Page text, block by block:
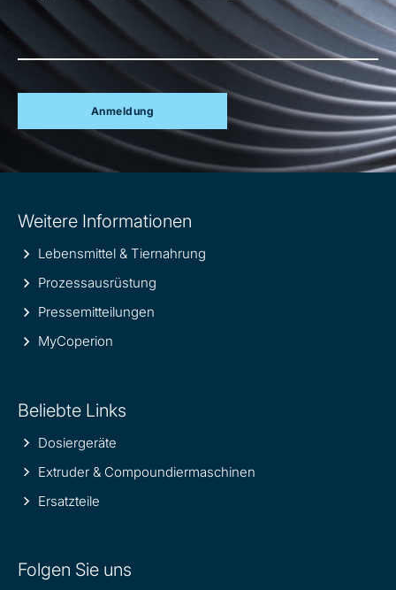
Anmeldung
information
Weitere Informationen
Lebensmittel & Tiernahrung
Prozessausrüstung
Pressemitteilungen
MyCoperion
Beliebte Links
Dosiergeräte
Extruder & Compoundiermaschinen
Ersatzteile
Folgen Sie uns